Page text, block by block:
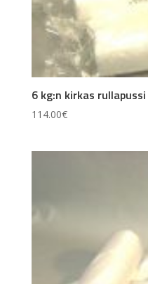
6 kg:n kirkas
114.00€